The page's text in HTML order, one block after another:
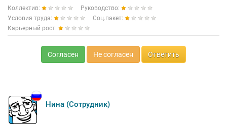
Коллектив:
Руководство:
Условия труда:
Соц.пакет:
Карьерный рост:
Согласен Не согласен Ответить
Нина (Сотрудник)